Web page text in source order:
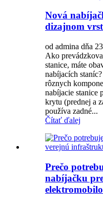
Nová
dizajnom
od admina dňa
Ako
stanice, máte
nabíjacích
rôznych
nabíjacie stanice
krytu (prednej a
používa zadné...
Čítať ďalej
Prečo
nabíjačku